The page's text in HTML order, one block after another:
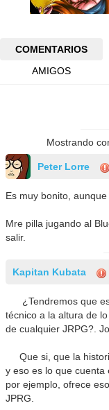
COMENTARIOS
AMIGOS
Mostrando
Peter Lorre
Es muy bonito,
Mre pilla jugando al
salir.
Kapitan Kubata
¿Tendremos que
técnico a la altura de
de cualquier JRPG?.
Que si, que la
y eso es lo que cuenta
por ejemplo, ofrece
JPRG.